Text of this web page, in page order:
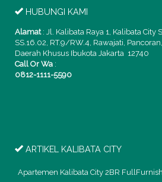
HUBUNGI KAMI
Alamat: Jl. Kalibata Raya 1, Kalibata City
SS.16.02, RT.9/RW.4, Rawajati,
Daerah Khusus Ibukota Jakarta 12740
Call Or Wa :
0812-1111-5590
ARTIKEL KALIBATA CITY
Apartemen Kalibata City 2BR